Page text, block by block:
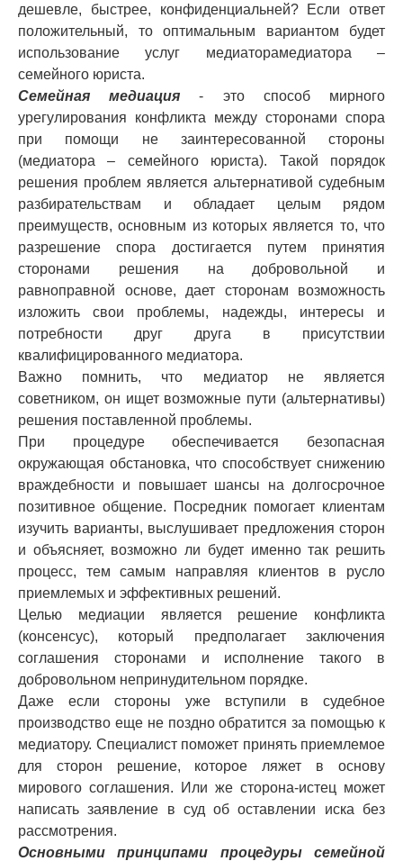
дешевле, быстрее, конфиденциальней? Если ответ
положительный, то оптимальным вариантом будет
использование услуг медиаторамедиатора –
семейного юриста.
Семейная медиация - это способ мирного
урегулирования конфликта между сторонами спора
при помощи не заинтересованной стороны
(медиатора – семейного юриста). Такой порядок
решения проблем является альтернативой судебным
разбирательствам и обладает целым рядом
преимуществ, основным из которых является то, что
разрешение спора достигается путем принятия
сторонами решения на добровольной и
равноправной основе, дает сторонам возможность
изложить свои проблемы, надежды, интересы и
потребности друг друга в присутствии
квалифицированного медиатора.
Важно помнить, что медиатор не является
советником, он ищет возможные пути (альтернативы)
решения поставленной проблемы.
При процедуре обеспечивается безопасная
окружающая обстановка, что способствует снижению
враждебности и повышает шансы на долгосрочное
позитивное общение. Посредник помогает клиентам
изучить варианты, выслушивает предложения сторон
и объясняет, возможно ли будет именно так решить
процесс, тем самым направляя клиентов в русло
приемлемых и эффективных решений.
Целью медиации является решение конфликта
(консенсус), который предполагает заключения
соглашения сторонами и исполнение такого в
добровольном непринудительном порядке.
Даже если стороны уже вступили в судебное
производство еще не поздно обратится за помощью к
медиатору. Специалист поможет принять приемлемое
для сторон решение, которое ляжет в основу
мирового соглашения. Или же сторона-истец может
написать заявление в суд об оставлении иска без
рассмотрения.
Основными принципами процедуры семейной